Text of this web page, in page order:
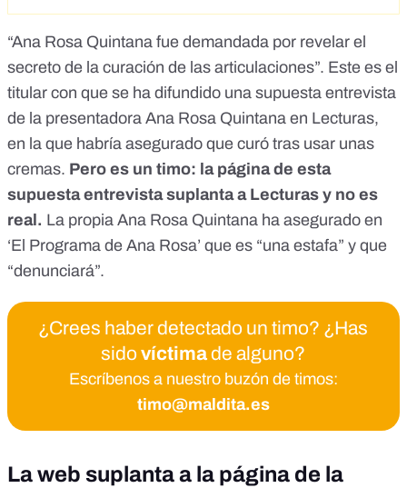
“Ana Rosa Quintana fue demandada por revelar el
secreto de la curación de las articulaciones”. Este es el
titular con que se ha difundido una supuesta entrevista
de la presentadora Ana Rosa Quintana en Lecturas,
en la que habría asegurado que curó tras usar unas
cremas. Pero es un timo: la página de esta
supuesta entrevista suplanta a Lecturas y no es
real. La propia Ana Rosa Quintana ha asegurado en
‘El Programa de Ana Rosa’ que es “una estafa” y que
“denunciará”.
¿Crees haber detectado un timo? ¿Has
sidovíctimade alguno?
Escríbenos a nuestro buzón de timos:
timo@maldita.es
La web suplanta a la página de la